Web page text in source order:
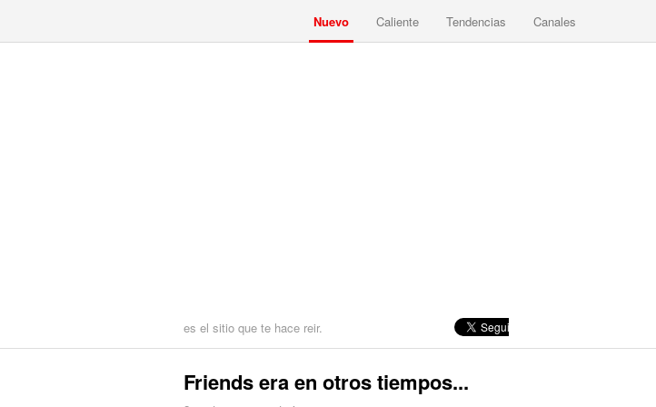
Nuevo Caliente Tendencias Canales
es el sitio que te hace reir.
Friends era en otros tiempos...